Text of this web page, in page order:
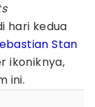
hari kedua
Stan
ikoniknya,
ini.